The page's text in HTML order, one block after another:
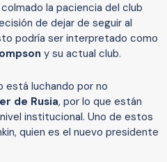
la paciencia del club
de dejar de seguir al
podría ser interpretado como
y su actual club.
está luchando por no
de Rusia, por lo que están
institucional. Uno de estos
quien es el nuevo presidente